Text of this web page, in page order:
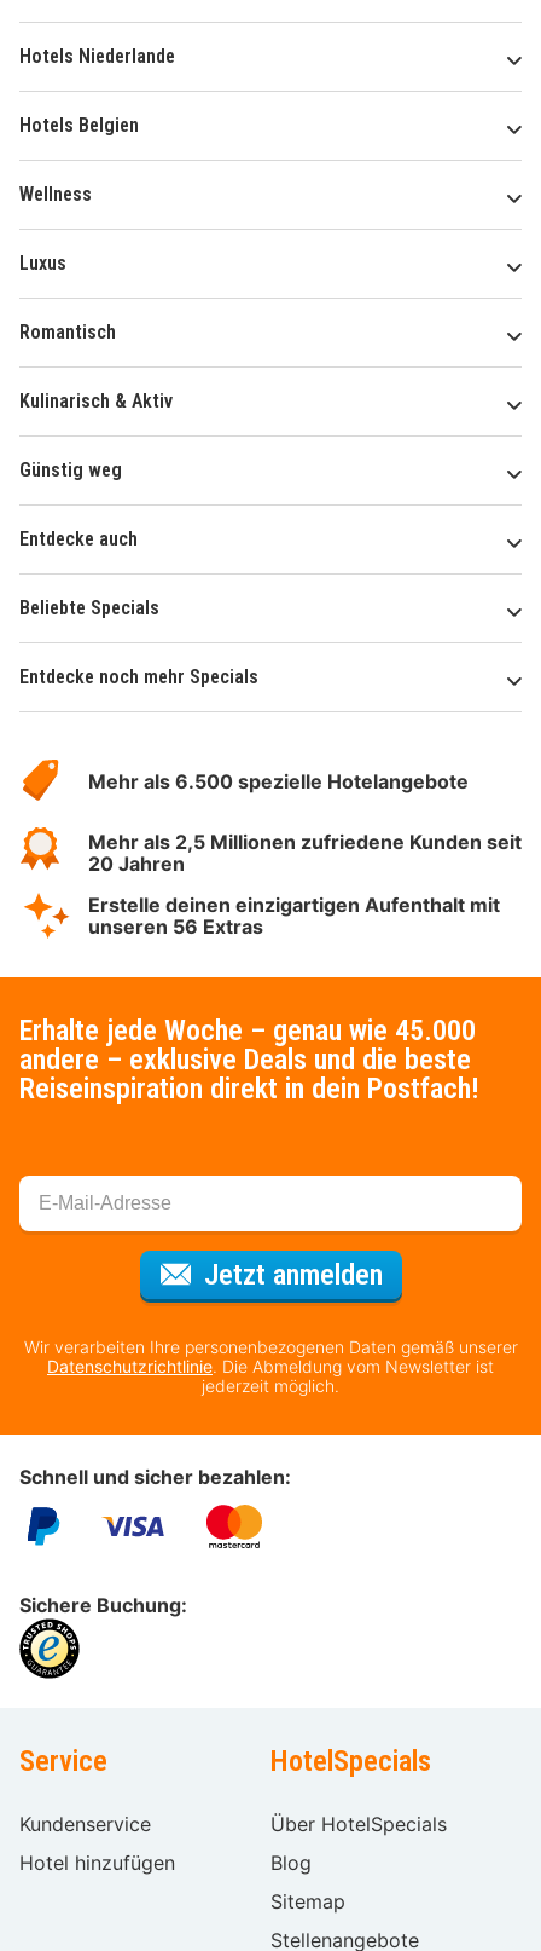
Hotels Niederlande
Hotels Belgien
Wellness
Luxus
Romantisch
Kulinarisch & Aktiv
Günstig weg
Entdecke auch
Beliebte Specials
Entdecke noch mehr Specials
Hotelspecials
Mehr als 6.500 spezielle Hotelangebote
Mehr als 2,5 Millionen zufriedene Kunden seit
20 Jahren
Erstelle deinen einzigartigen Aufenthalt mit
unseren 56 Extras
Erhalte jede Woche – genau wie 45.000
andere – exklusive Deals und die beste
Reiseinspiration direkt in dein Postfach!
Jetzt anmeldenFür den
Wir verarbeiten Ihre personenbezogenen Daten gemäß unserer
Datenschutzrichtlinie. Die Abmeldung vom Newsletter ist
jederzeit möglich.
Schnell und sicher bezahlen:
Sichere Buchung:
Service
Kundenservice
Hotel hinzufügen
HotelSpecials
Über HotelSpecials
Blog
Sitemap
Stellenangebote